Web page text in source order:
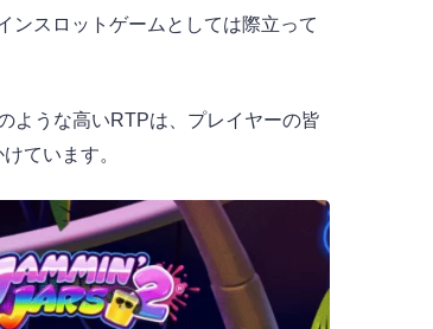
ンスロットゲームとしては際立って
ような高いRTPは、プレイヤーの皆
ています。